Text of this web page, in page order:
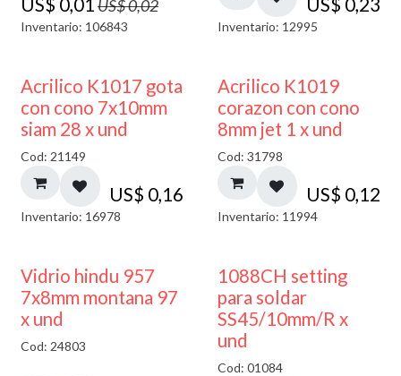
US$ 0,01US$0,02
Inventario: 106843
US$ 0,23
Inventario: 12995
Acrilico K1017 gota
con cono 7x10mm
siam 28 x und
Cod: 21149
US$ 0,16
Inventario: 16978
Acrilico K1019
corazon con cono
8mm jet 1 x und
Cod: 31798
US$ 0,12
Inventario: 11994
40% DESCUENTO
Vidrio hindu 957
7x8mm montana 97
x und
Cod: 24803
1088CH setting
para soldar
SS45/10mm/R x
und
Cod: 01084